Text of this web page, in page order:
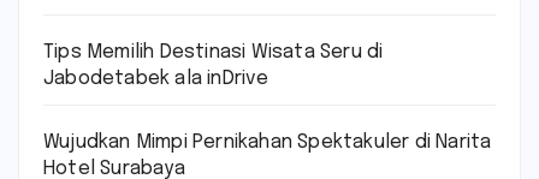
Tips Memilih Destinasi Wisata Seru di
Jabodetabek ala inDrive
Wujudkan Mimpi Pernikahan Spektakuler di Narita
Hotel Surabaya